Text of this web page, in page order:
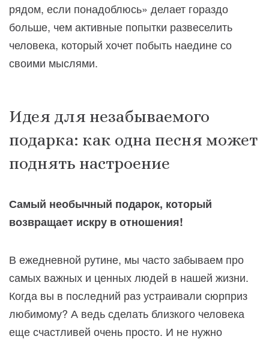
рядом, если понадоблюсь» делает гораздо
больше, чем активные попытки развеселить
человека, который хочет побыть наедине со
своими мыслями.
Идея для незабываемого
подарка: как одна песня может
поднять настроение
Самый необычный подарок, который
возвращает искру в отношения!
В ежедневной рутине, мы часто забываем про
самых важных и ценных людей в нашей жизни.
Когда вы в последний раз устраивали сюрприз
любимому? А ведь сделать близкого человека
еще счастливей очень просто. И не нужно